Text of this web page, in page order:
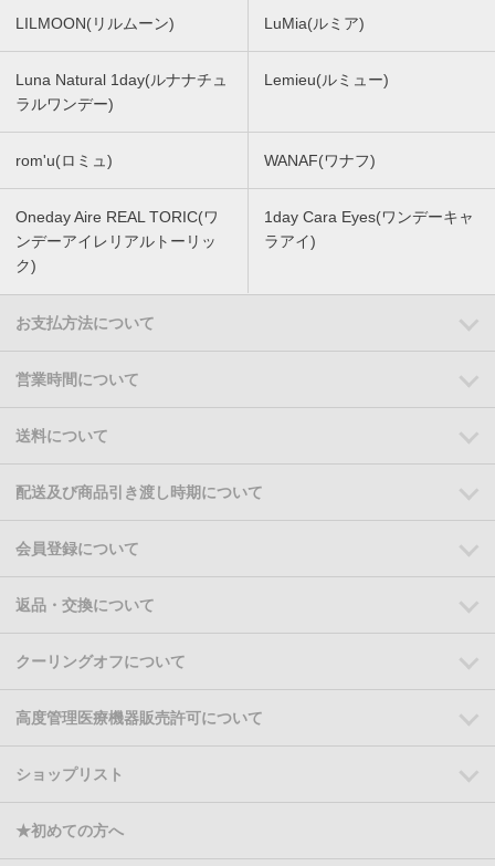
LILMOON(リルムーン) LuMia(ルミア)
Luna Natural 1day(ルナナチュ
ラルワンデー)
Lemieu(ルミュー)
rom'u(ロミュ) WANAF(ワナフ)
Oneday Aire REAL TORIC(ワ
ンデーアイレリアルトーリッ
ク)
1day Cara Eyes(ワンデーキャ
ラアイ)
お支払方法について
営業時間について
送料について
配送及び商品引き渡し時期について
会員登録について
返品・交換について
クーリングオフについて
高度管理医療機器販売許可について
ショップリスト
★初めての方へ